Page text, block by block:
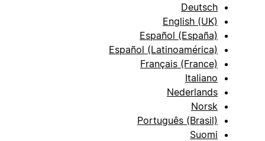
Deutsch
English (UK)
Español (España)
Español (Latinoamérica)
Français (France)
Italiano
Nederlands
Norsk
Português (Brasil)
Suomi